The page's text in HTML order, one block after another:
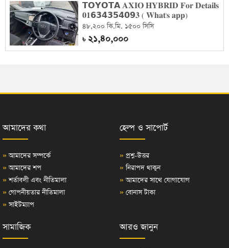
𝗧𝗢𝗬𝗢𝗧𝗔 𝐀𝐗𝐈𝐎 𝐇𝐘𝐁𝐑𝐈𝐃 𝐅𝐨𝐫 𝐃𝐞𝐭𝐚𝐢𝐥𝐬
𝟎𝟏𝟲𝟯𝟰𝟯𝟱𝟰𝟬𝟵𝟑 ( 𝐖𝐡𝐚𝐭'𝐬 𝐚𝐩𝐩)
৪৮,২০০ কি.মি. ১৫০০ সিসি
৳২১,৪০,০০০
আমাদের কথা
» আমাদের সম্পর্কে
» আমাদের শপ
» শর্তাবলী এবং নীতিমালা
» গোপনীয়তার নীতিমালা
» সাইটম্যাপ
হেল্প ও সাপোর্ট
» প্রশ্ন-উত্তর
» নিরাপদ থাকুন
» আমাদের সাথে যোগাযোগ
» বোনাস টাকা
সামাজিক আরও জানুন